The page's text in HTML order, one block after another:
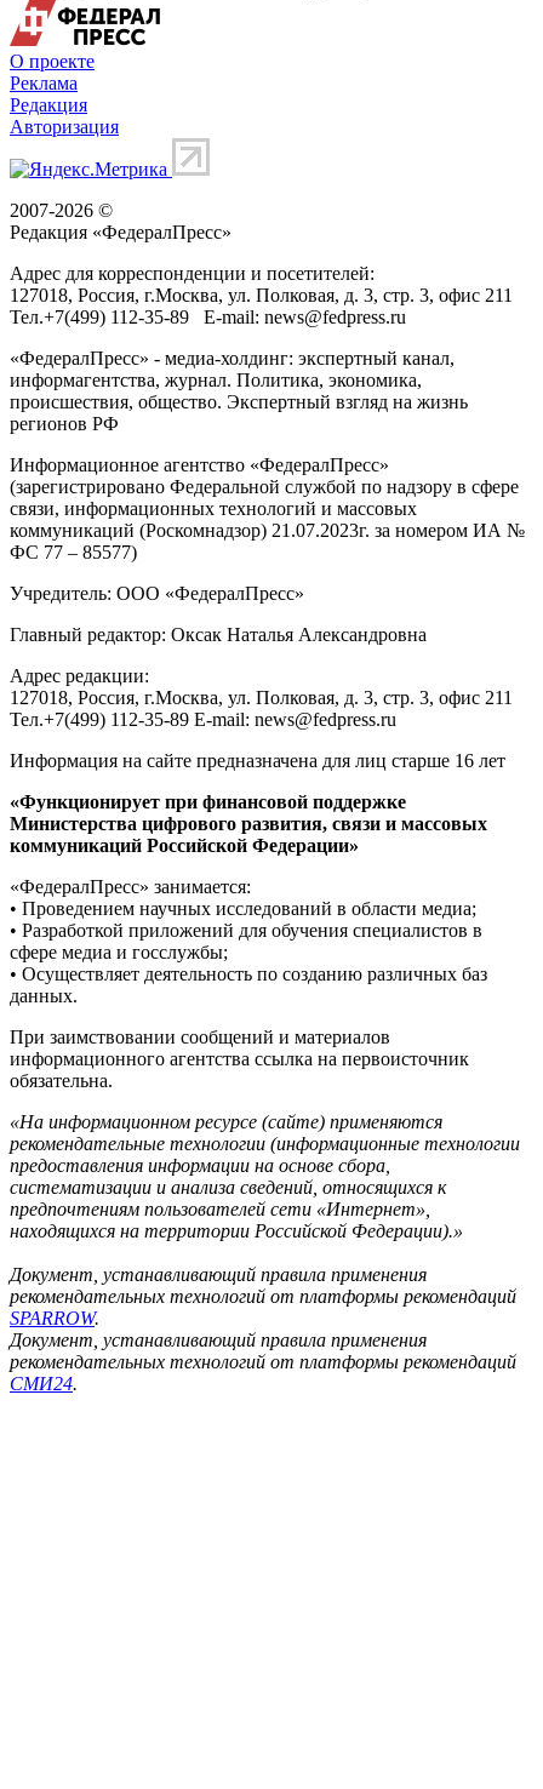
О проекте
Реклама
Редакция
Авторизация
2007-2026 ©
Редакция «ФедералПресс»
Адрес для корреспонденции и посетителей:
127018, Россия, г.Москва, ул. Полковая, д. 3, стр. 3, офис 211
Тел.+7(499) 112-35-89 E-mail: news@fedpress.ru
«ФедералПресс» - медиа-холдинг: экспертный канал,
информагентства, журнал. Политика, экономика,
происшествия, общество. Экспертный взгляд на жизнь
регионов РФ
Информационное агентство «ФедералПресс»
(зарегистрировано Федеральной службой по надзору в сфере
связи, информационных технологий и массовых
коммуникаций (Роскомнадзор) 21.07.2023г. за номером ИА №
ФС 77 – 85577)
Учредитель: ООО «ФедералПресс»
Главный редактор: Оксак Наталья Александровна
Адрес редакции:
127018, Россия, г.Москва, ул. Полковая, д. 3, стр. 3, офис 211
Тел.+7(499) 112-35-89 E-mail: news@fedpress.ru
Информация на сайте предназначена для лиц старше 16 лет
«Функционирует при финансовой поддержке
Министерства цифрового развития, связи и массовых
коммуникаций Российской Федерации»
«ФедералПресс» занимается:
• Проведением научных исследований в области медиа;
• Разработкой приложений для обучения специалистов в
сфере медиа и госслужбы;
• Осуществляет деятельность по созданию различных баз
данных.
При заимствовании сообщений и материалов
информационного агентства ссылка на первоисточник
обязательна.
«На информационном ресурсе (сайте) применяются
рекомендательные технологии (информационные технологии
предоставления информации на основе сбора,
систематизации и анализа сведений, относящихся к
предпочтениям пользователей сети «Интернет»,
находящихся на территории Российской Федерации).»
Документ, устанавливающий правила применения
рекомендательных технологий от платформы рекомендаций
SPARROW.
Документ, устанавливающий правила применения
рекомендательных технологий от платформы рекомендаций
СМИ24.